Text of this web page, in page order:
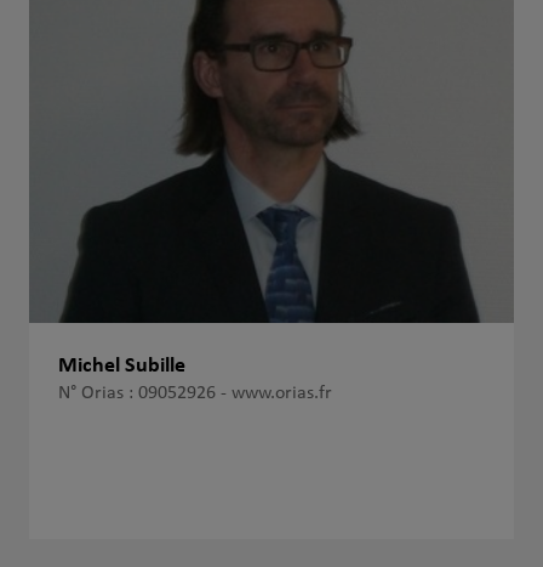
Michel Subille
N° Orias : 09052926 - www.orias.fr